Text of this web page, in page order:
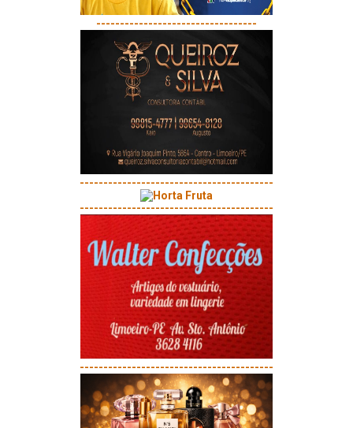
----------------------------------
-----------------------------------------
-----------------------------------------
-----------------------------------------